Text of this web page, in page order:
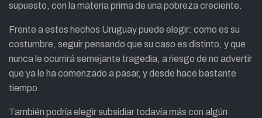
supuesto, con la materia prima de una pobreza creciente.
Frente a estos hechos Uruguay puede elegir: como es su
costumbre, seguir pensando que su caso es distinto, y que
nunca le ocurrirá semejante tragedia, a riesgo de no advertir
que ya le ha comenzado a pasar, y desde hace bastante
tiempo.
También podría elegir subsidiar todavía más con algún